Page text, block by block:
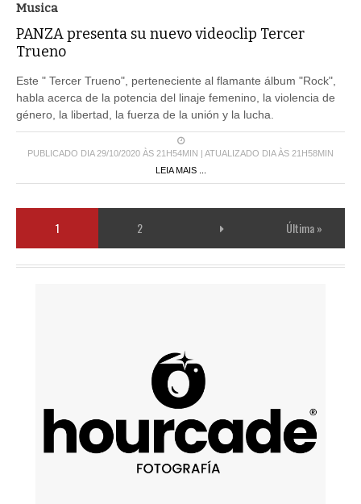
Musica
PANZA presenta su nuevo videoclip Tercer
Trueno
Este " Tercer Trueno", perteneciente al flamante álbum "Rock",
habla acerca de la potencia del linaje femenino, la violencia de
género, la libertad, la fuerza de la unión y la lucha.
PUBLICADO DIA 29/10/2020 ÀS 21H54MIN | ATUALIZADO DIA ÀS 21H58MIN
LEIA MAIS ...
1 2 Última »